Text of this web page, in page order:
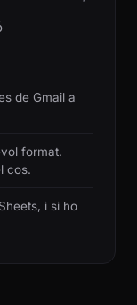
de Gmail a
format.
cos.
i si ho